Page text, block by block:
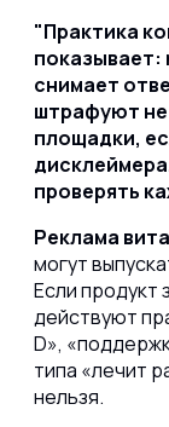
Практика
показывает:
снимает
штрафуют не
площадки,
проверять
Реклама
могут
Если продукт
действуют
D»,
типа «лечит
нельзя.